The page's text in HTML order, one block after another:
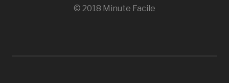
© 2018 Minute Facile